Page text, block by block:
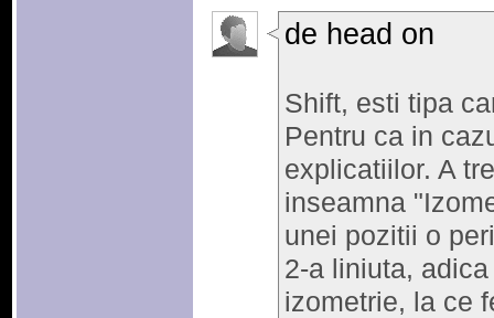
de head on
Shift, esti tipa
Pentru ca in
explicatiilor. A
inseamna
unei pozitii o
2-a liniuta,
izometrie, la ce